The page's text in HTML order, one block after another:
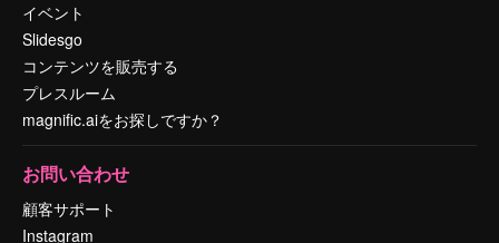
イベント
Slidesgo
コンテンツを販売する
プレスルーム
magnific.aiをお探しですか？
お問い合わせ
顧客サポート
Instagram